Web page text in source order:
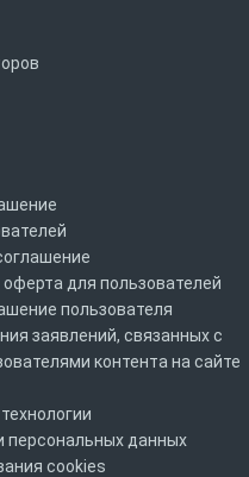
для пользователей
пользователя
заявлений, связанных с
контента на сайте
персональных данных
cookies